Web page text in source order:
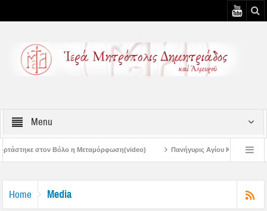
Menu
η Μεταμόρφωση(video) Πανήγυρις Αγίου Καλλινίκου Μητροπολίτου
Home Media